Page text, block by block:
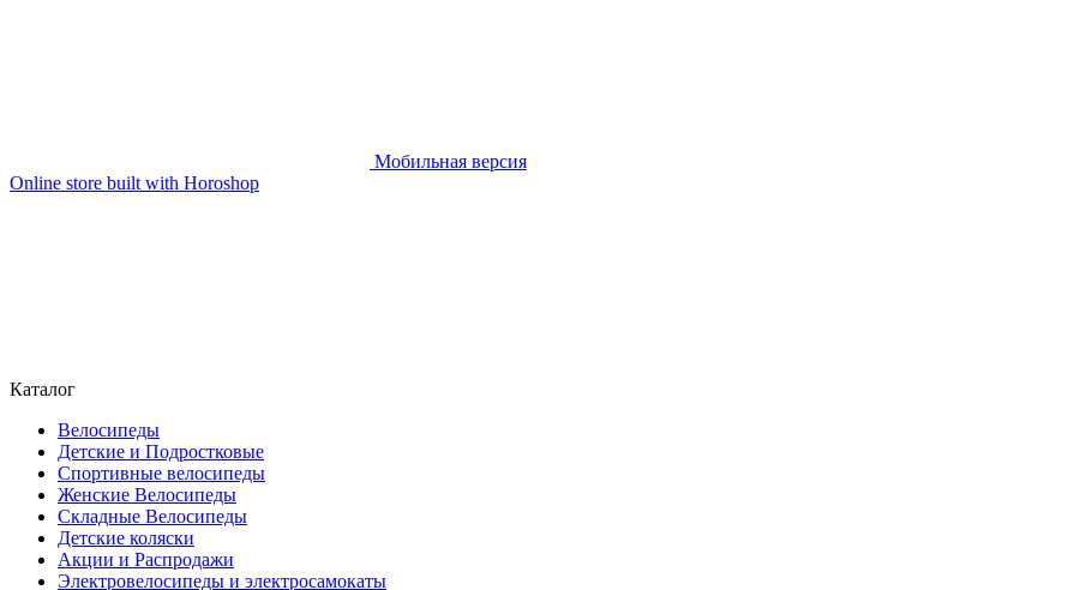
Мобильная версия
Online store built with Horoshop
Каталог
Велосипеды
Детские и Подростковые
Спортивные велосипеды
Женские Велосипеды
Складные Велосипеды
Детские коляски
Акции и Распродажи
Электровелосипеды и электросамокаты